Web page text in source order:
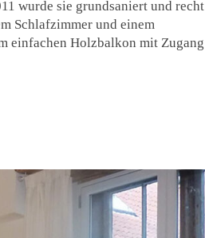
wurde sie grundsaniert und recht
Schlafzimmer und einem
einfachen Holzbalkon mit Zugang